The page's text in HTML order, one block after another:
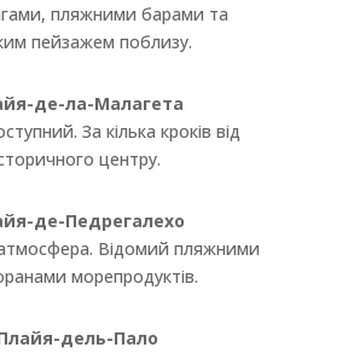
де-ла-Малагета
За кілька кроків від
центру.
де-Педрегалехо
Відомий пляжними
морепродуктів.
дель-Пало